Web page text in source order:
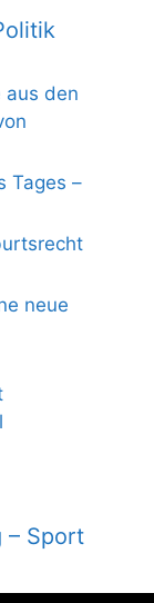
aus den
Tages –
neue
– Sport